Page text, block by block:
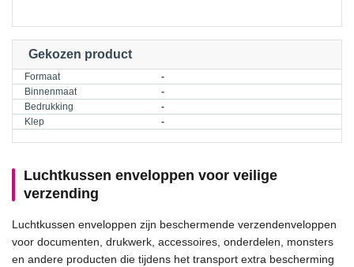
Gekozen product
Formaat
-
Binnenmaat
-
Bedrukking
-
Klep
-
Luchtkussen enveloppen voor veilige
verzending
Luchtkussen enveloppen zijn beschermende verzendenveloppen
voor documenten, drukwerk, accessoires, onderdelen, monsters
en andere producten die tijdens het transport extra bescherming